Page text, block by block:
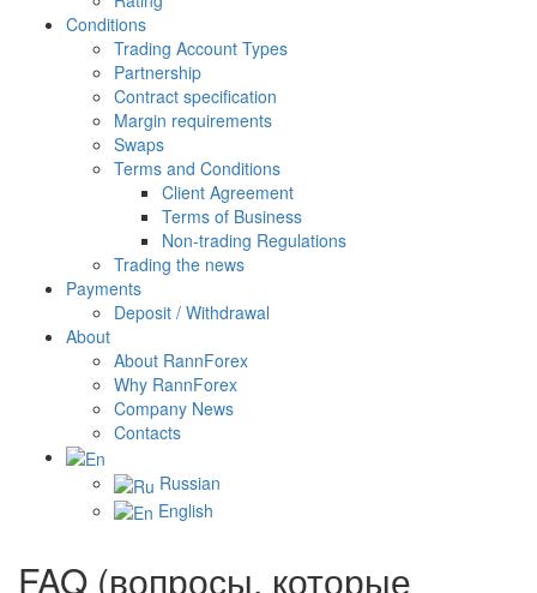
Conditions
Trading Account Types
Partnership
Contract specification
Margin requirements
Swaps
Terms and Conditions
Client Agreement
Terms of Business
Non-trading Regulations
Trading the news
Payments
Deposit / Withdrawal
About
About RannForex
Why RannForex
Company News
Contacts
Russian
English
FAQ (вопросы, которые